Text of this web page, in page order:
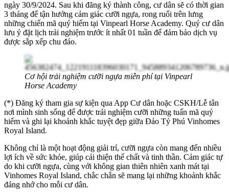
ngày 30/9/2024. Sau khi đăng ký thành công, cư dân sẽ có thời gian
3 tháng để tận hưởng cảm giác cưỡi ngựa, rong ruổi trên lưng
những chiến mã quý hiếm tại Vinpearl Horse Academy. Quý cư dân
lưu ý đặt lịch trải nghiệm trước ít nhất 01 tuần để đảm bảo dịch vụ
được sắp xếp chu đáo.
Cơ hội trải nghiệm cưỡi ngựa miễn phí tại Vinpearl
Horse Academy
(*) Đăng ký tham gia sự kiện qua App Cư dân hoặc CSKH/Lễ tân
nơi mình sinh sống để được trải nghiệm cưỡi những tuấn mã quý
hiếm và ghi lại khoảnh khắc tuyệt đẹp giữa Đảo Tỷ Phú Vinhomes
Royal Island.
Không chỉ là một hoạt động giải trí, cưỡi ngựa còn mang đến nhiều
lợi ích về sức khỏe, giúp cải thiện thể chất và tinh thần. Cảm giác tự
do khi cưỡi ngựa, cùng với không gian thiên nhiên xanh mát tại
Vinhomes Royal Island, chắc chắn sẽ mang lại những khoảnh khắc
đáng nhớ cho mỗi cư dân.